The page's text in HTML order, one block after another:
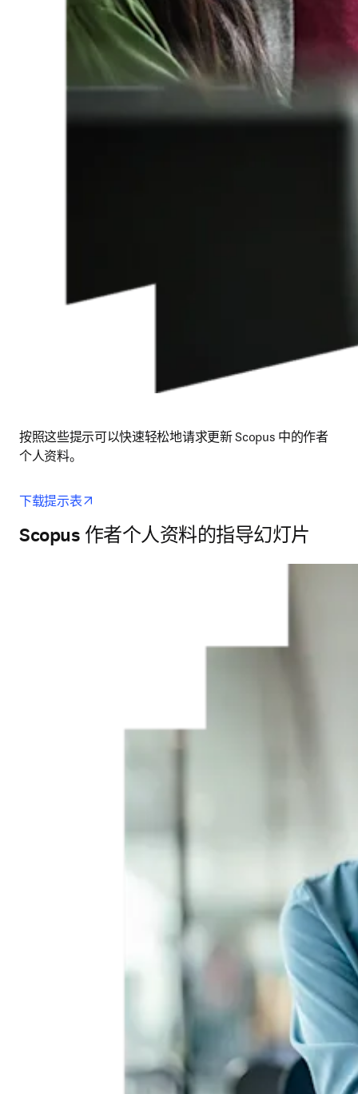
按照这些提示可以快速轻松地请求更新 Scopus 中的作者
个人资料。
下载提示表
Scopus 作者个人资料的指导幻灯片